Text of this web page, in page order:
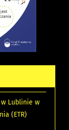
Lublinie w
(ETR)